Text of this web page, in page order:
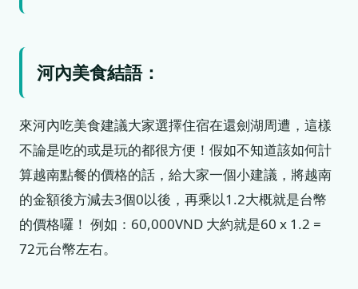
河內美食結語：
來河內吃美食建議大家選擇住宿在還劍湖周遭，這樣
不論是吃的或是玩的都很方便！假如不知道該如何計
算越南點餐的價格的話，給大家一個小建議，將越南
的金額後方減去3個0以後，再乘以1.2大概就是台幣
的價格囉！ 例如：60,000VND 大約就是60 x 1.2 =
72元台幣左右。